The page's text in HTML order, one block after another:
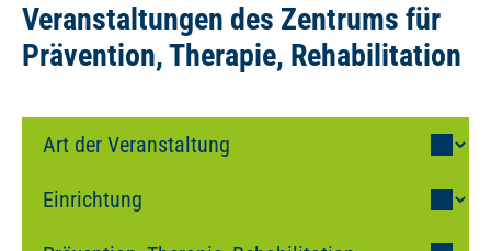
Veranstaltungen des Zentrums für
Prävention, Therapie, Rehabilitation